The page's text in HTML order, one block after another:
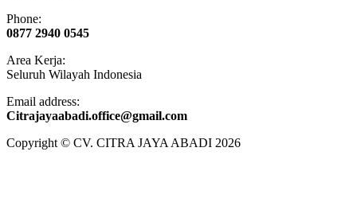
Phone:
0877 2940 0545
Area Kerja:
Seluruh Wilayah Indonesia
Email address:
​Citrajayaabadi.office@gmail.com
Copyright © CV. CITRA JAYA ABADI 2026